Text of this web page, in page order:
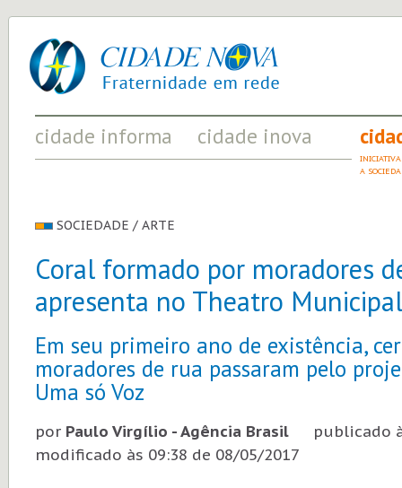
cidade
nova
UM
PROJETO
PELA
FRATERNIDADE
cidade informa
FATOS RELEVANTES PARA
cidade inova
ACONTECIMENTOS QUE EVIDENCIAM
A
SOCIEDADE / ARTE
Coral formado por moradores
apresenta no Theatro
Em seu primeiro ano de existência,
moradores de rua passaram pelo
Uma só Voz
por Paulo Virgílio - Agência Brasil publicado
modificado às 09:38 de 08/05/2017